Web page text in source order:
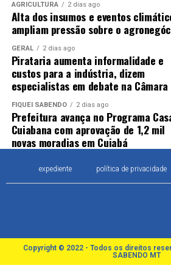
AGRICULTURA 2 dias ago
Alta dos insumos e eventos
ampliam pressão sobre o
GERAL 2 dias ago
Pirataria aumenta informalidade e
custos para a indústria, dizem
especialistas em debate na Câmara
FIQUEI SABENDO 2 dias ago
Prefeitura avança no Programa
Cuiabana com aprovação de 1,2 mil
novas moradias em Cuiabá
expediente política de privacidade
Copyright © 2022 - Todos os direitos
SABENDO MT